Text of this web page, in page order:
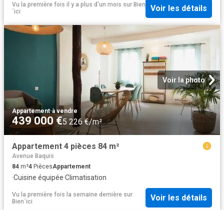
Vu la première fois il y a plus d'un mois sur Bien
´ici
Voir les détails
Voir la photo
Appartement·à vendre
439 000 €5 226 €/m²
Appartement 4 pièces 84 m²
Avenue Baquis
84 m²4 PiècesAppartement
·Cuisine équipée·Climatisation
Vu la première fois la semaine dernière sur
Bien´ici
Voir les détails